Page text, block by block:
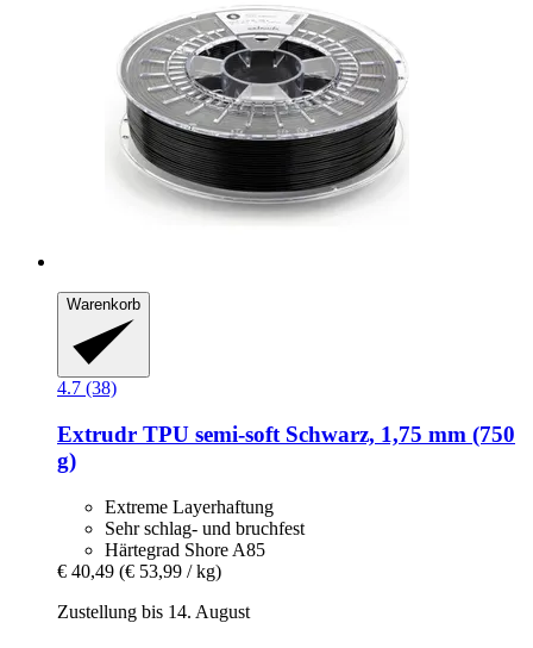
Warenkorb
4.7 (38)
Extrudr TPU semi-​soft Schwarz, 1,75 mm (750
g)
Extreme Layerhaftung
Sehr schlag- und bruchfest
Härtegrad Shore A85
€ 40,49 (€ 53,99 / kg)
Zustellung bis 14. August